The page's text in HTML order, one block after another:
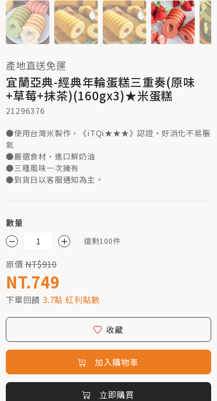
產地直送免運
宜蘭亞典-經典年輪蛋糕三重奏(原味
+草莓+抹茶)(160gx3)★米蛋糕
21296376
●使用台灣米製作，《iTQi★★★》認證・好消化不易脹
氣
●嚴選食材，進口鮮奶油
●三種風味一次擁有
●到貨日以客服通知為主。
數量
還剩100件
原價NT$910
NT.749
下單回饋 3.7點 紅利點數
收藏
加入購物車
立即購買